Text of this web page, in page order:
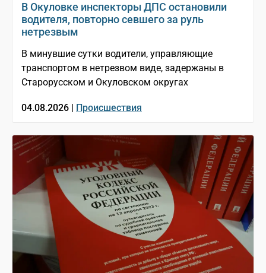
В Окуловке инспекторы ДПС остановили
водителя, повторно севшего за руль
нетрезвым
В минувшие сутки водители, управляющие
транспортом в нетрезвом виде, задержаны в
Старорусском и Окуловском округах
04.08.2026 | Происшествия